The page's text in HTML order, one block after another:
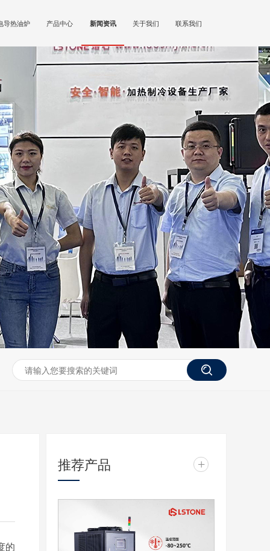
导热油炉 产品中心 新闻资讯 关于我们 联系我们
的
推荐产品 +